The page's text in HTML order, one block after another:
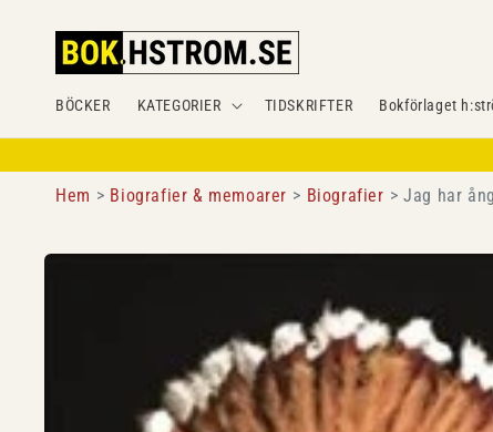
innehåll
BÖCKER KATEGORIER TIDSKRIFTER Bokförlaget
Hem Biografier & memoarer Biografier Jag har